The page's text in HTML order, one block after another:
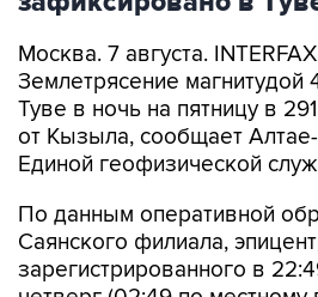
Москва. 7 августа.
Землетрясение магнитудой
Туве в ночь на пятницу в
от Кызыла, сообщает
Единой геофизической
По данным оперативной
Саянского филиала,
зарегистрированного в